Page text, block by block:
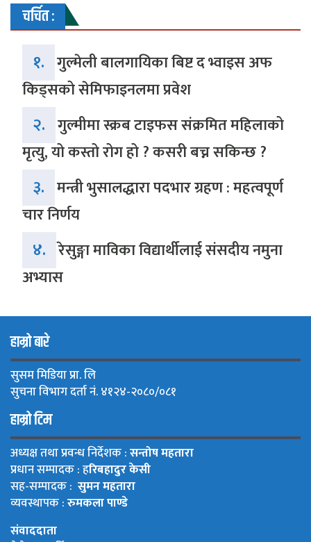
चर्चित :
१. गुल्मेली बालगायिका बिष्ट द भ्वाइस अफ
किड्सको सेमिफाइनलमा प्रवेश
२. गुल्मीमा स्क्रब टाइफस संक्रमित महिलाको
मृत्यु, यो कस्तो रोग हो ? कसरी बच्न सकिन्छ ?
३. मन्त्री भुसालद्धारा पदभार ग्रहण : महत्वपूर्ण
चार निर्णय
४. रेसुङ्गा माविका विद्यार्थीलाई संसदीय नमुना
अभ्यास
हाम्रो बारे
सुसम मिडिया प्रा. लि
सुचना विभाग दर्ता नं. ४१२४-२०८०/०८१
हाम्रो टिम
अध्यक्ष तथा प्रवन्ध निर्देशक :सन्तोष महतारा
प्रधान सम्पादक : हरिबहादुर केसी
सह-सम्पादक : सुमन महतारा
व्यवस्थापक :रुमकला पाण्डे
संवाददाता